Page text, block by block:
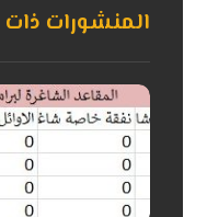
المنشورات ذات